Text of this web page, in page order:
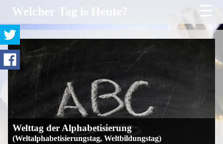
Welcher Tag is Heute? ☰
Welttag der Alphabetisierung
(Weltalphabetisierungstag, Weltbildungstag)